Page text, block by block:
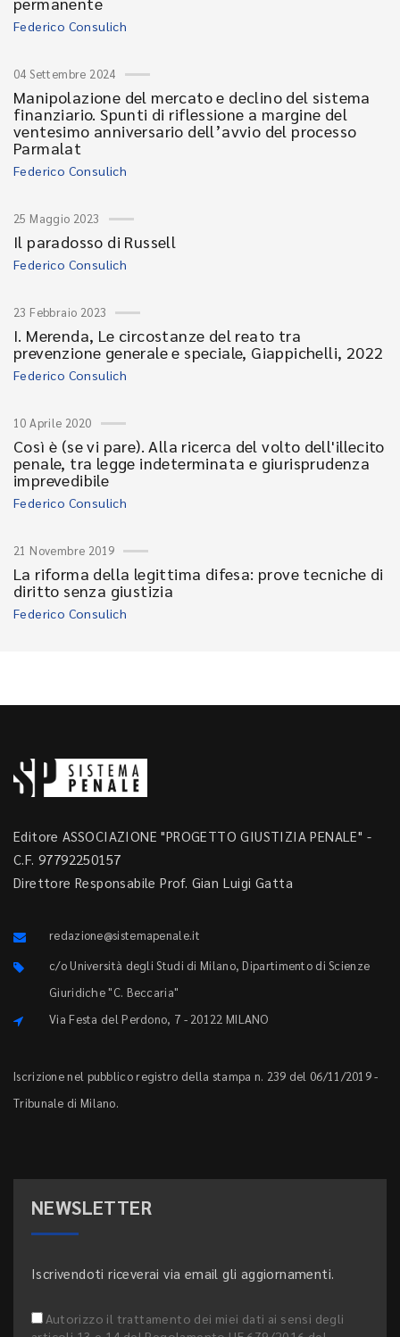
Federico Consulich
04 Settembre 2024
Manipolazione del mercato e declino del sistema
finanziario. Spunti di riflessione a margine del
ventesimo anniversario dell’avvio del processo
Parmalat
Federico Consulich
25 Maggio 2023
Il paradosso di Russell
Federico Consulich
23 Febbraio 2023
I. Merenda, Le circostanze del reato tra
prevenzione generale e speciale, Giappichelli, 2022
Federico Consulich
10 Aprile 2020
Così è (se vi pare). Alla ricerca del volto dell'illecito
penale, tra legge indeterminata e giurisprudenza
imprevedibile
Federico Consulich
21 Novembre 2019
La riforma della legittima difesa: prove tecniche di
diritto senza giustizia
Federico Consulich
Editore ASSOCIAZIONE "PROGETTO GIUSTIZIA PENALE" -
C.F. 97792250157
Direttore Responsabile Prof. Gian Luigi Gatta
redazione@sistemapenale.it
c/o Università degli Studi di Milano, Dipartimento di Scienze
Giuridiche "C. Beccaria"
Via Festa del Perdono, 7 - 20122 MILANO
Iscrizione nel pubblico registro della stampa n. 239 del 06/11/2019 -
Tribunale di Milano.
NEWSLETTER
Iscrivendoti riceverai via email gli aggiornamenti.
Autorizzo il trattamento dei miei dati ai sensi degli